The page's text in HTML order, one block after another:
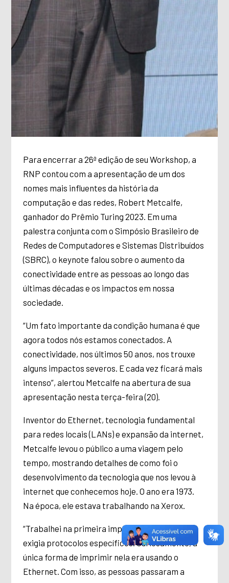
Para encerrar a 26ª edição de seu Workshop, a
RNP contou com a apresentação de um dos
nomes mais influentes da história da
computação e das redes, Robert Metcalfe,
ganhador do Prêmio Turing 2023. Em uma
palestra conjunta com o Simpósio Brasileiro de
Redes de Computadores e Sistemas Distribuídos
(SBRC), o keynote falou sobre o aumento da
conectividade entre as pessoas ao longo das
últimas décadas e os impactos em nossa
sociedade.
“Um fato importante da condição humana é que
agora todos nós estamos conectados. A
conectividade, nos últimos 50 anos, nos trouxe
alguns impactos severos. E cada vez ficará mais
intenso”, alertou Metcalfe na abertura de sua
apresentação nesta terça-feira (20).
Inventor do Ethernet, tecnologia fundamental
para redes locais (LANs) e expansão da internet,
Metcalfe levou o público a uma viagem pelo
tempo, mostrando detalhes de como foi o
desenvolvimento da tecnologia que nos levou à
internet que conhecemos hoje. O ano era 1973.
Na época, ele estava trabalhando na Xerox.
“Trabalhei na primeira impressora a laser, que
exigia protocolos específicos. Curiosamente, a
única forma de imprimir nela era usando o
Ethernet. Com isso, as pessoas passaram a